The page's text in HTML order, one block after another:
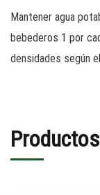
Mantener agua
bebederos 1 por
densidades según